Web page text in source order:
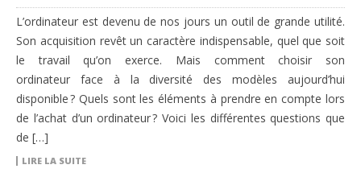
L’ordinateur est devenu de nos jours un outil de grande utilité.
Son acquisition revêt un caractère indispensable, quel que soit
le travail qu’on exerce. Mais comment choisir son
ordinateur face à la diversité des modèles aujourd’hui
disponible ? Quels sont les éléments à prendre en compte lors
de l’achat d’un ordinateur ? Voici les différentes questions que
de […]
LIRE LA SUITE